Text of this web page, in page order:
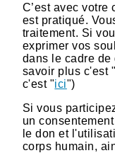
C’est avec votre
est pratiqué.
traitement. Si
exprimer vos
dans le cadre
savoir plus c'est "
c'est "ici")
Si vous
un
le don et
corps humain,